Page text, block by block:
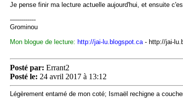
Je pense finir ma lecture actuelle aujourd'hui, et ensuite
-------------
Grominou
Mon blogue de lecture: http://jai-lu.blogspot.ca- http://jai-
Posté par: Errant2
Posté le: 24 avril 2017 à 13:12
Légèrement entamé de mon coté; Ismaël rechigne a